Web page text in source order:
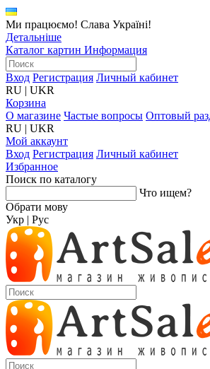
Ми працюємо! Слава Україні!
Детальніше
Каталог картин Информация
Вход Регистрация Личный кабинет
RU | UKR
Корзина
О магазине Частые вопросы Оптовый
RU | UKR
Мой аккаунт
Вход Регистрация Личный кабинет
Избранное
Поиск по каталогу
Что ищем?
Обрати мову
Укр | Рус